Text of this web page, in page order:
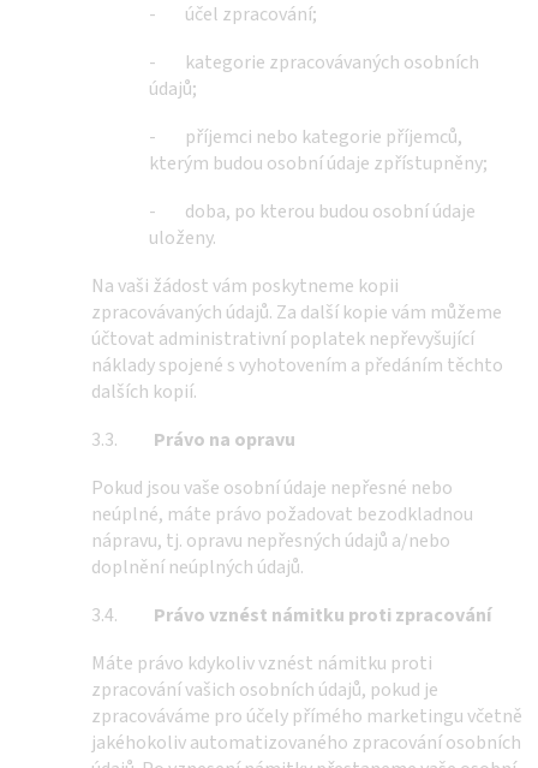
- účel zpracování;
- kategorie zpracovávaných osobních
údajů;
- příjemci nebo kategorie příjemců,
kterým budou osobní údaje zpřístupněny;
- doba, po kterou budou osobní údaje
uloženy.
Na vaši žádost vám poskytneme kopii
zpracovávaných údajů. Za další kopie vám můžeme
účtovat administrativní poplatek nepřevyšující
náklady spojené s vyhotovením a předáním těchto
dalších kopií.
3.3. Právo na opravu
Pokud jsou vaše osobní údaje nepřesné nebo
neúplné, máte právo požadovat bezodkladnou
nápravu, tj. opravu nepřesných údajů a/nebo
doplnění neúplných údajů.
3.4. Právo vznést námitku proti zpracování
Máte právo kdykoliv vznést námitku proti
zpracování vašich osobních údajů, pokud je
zpracováváme pro účely přímého marketingu včetně
jakéhokoliv automatizovaného zpracování osobních